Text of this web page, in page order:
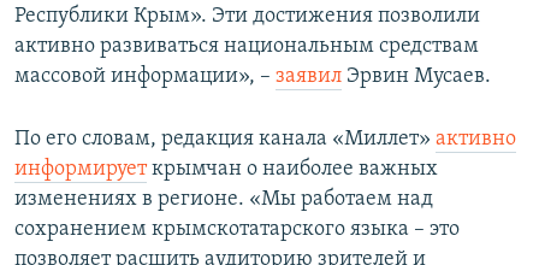
Республики Крым». Эти достижения позволили
активно развиваться национальным средствам
массовой информации», – заявил Эрвин Мусаев.
По его словам, редакция канала «Миллет» активно
информируеткрымчан о наиболее важных
изменениях в регионе. «Мы работаем над
сохранением крымскотатарского языка – это
позволяет расшить аудиторию зрителей и